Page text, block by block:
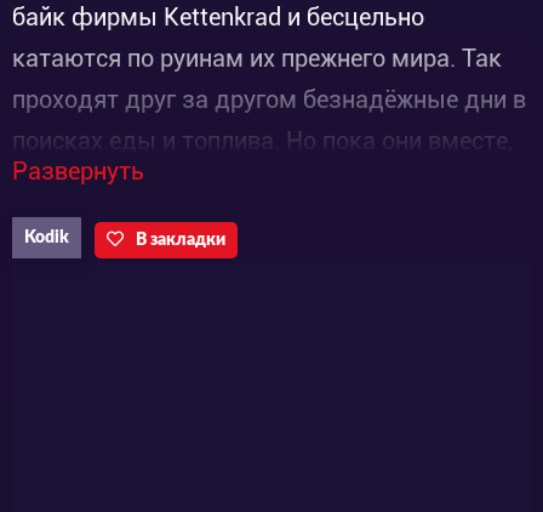
байк фирмы Kettenkrad и бесцельно
катаются по руинам их прежнего мира. Так
проходят друг за другом безнадёжные дни в
поисках еды и топлива. Но пока они вместе,
даже такое жалкое существование
освещается иногда редкими лучиками
солнца, когда они, например, с наслаждением
Развернуть
Kodik В закладки